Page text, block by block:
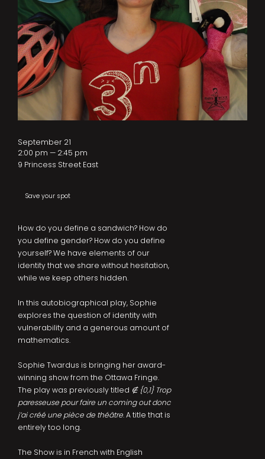
How do you define a sandwich? How do
you define gender? How do you define
yourself? We have elements of our
identity that we share without hesitation,
while we keep others hidden.
In this autobiographical play, Sophie
explores the question of identity with
vulnerability and a generous amount of
mathematics.
Sophie Twardus is bringing her award-
winning show from the Ottawa Fringe.
The play was previously titled ∉ {0,1} Trop
paresseuse pour faire un coming out donc
j’ai créé une pièce de théâtre. A title that is
entirely too long.
The Show is in French with English
September 21
2:00 pm — 2:45 pm
9 Princess Street East
Save your spot